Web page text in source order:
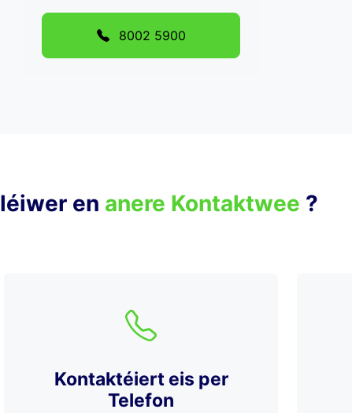
8002 5900
en anere Kontaktwee ?
Kontaktéiert eis per
Telefon